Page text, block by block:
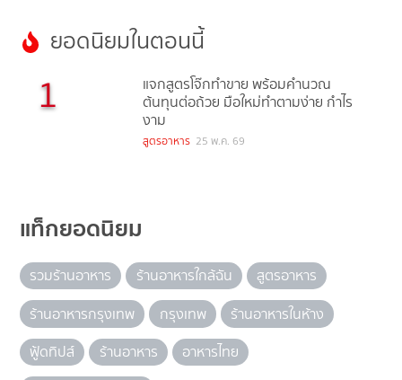
ยอดนิยมในตอนนี้
1
แจกสูตรโจ๊กทำขาย พร้อมคำนวณ
ต้นทุนต่อถ้วย มือใหม่ทำตามง่าย กำไร
งาม
สูตรอาหาร 25 พ.ค. 69
แท็กยอดนิยม
รวมร้านอาหาร ร้านอาหารใกล้ฉัน
สูตรอาหาร
ร้านอาหารกรุงเทพ
กรุงเทพ
ร้านอาหารในห้าง
ฟู้ดทิปส์
ร้านอาหาร
อาหารไทย